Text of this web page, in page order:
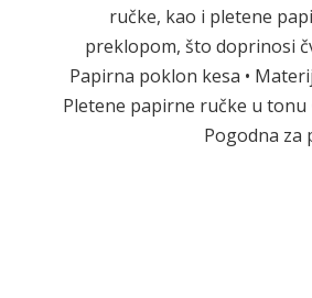
ručke, kao i pletene
preklopom, što doprinosi
Papirna poklon kesa •
Pletene papirne ručke u tonu
Pogodna za